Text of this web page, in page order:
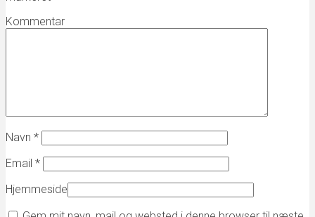
Kommentar
Navn *
Email *
Hjemmeside